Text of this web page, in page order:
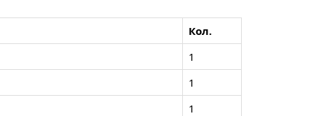
Кол.
1
1
1